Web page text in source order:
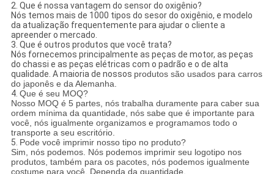
2. Que é nossa vantagem do sensor do oxigênio?
Nós temos mais de 1000 tipos do sesor do oxigênio, e modelo
da atualização frequentemente para ajudar o cliente a
apreender o mercado.
3. Que é outros produtos que você trata?
Nós fornecemos principalmente as peças de motor, as peças
do chassi e as peças elétricas com o padrão e o de alta
qualidade. A maioria de nossos produtos são usados para carros
do japonês e da Alemanha.
4. Que é seu MOQ?
Nosso MOQ é 5 partes, nós trabalha duramente para caber sua
ordem mínima da quantidade, nós sabe que é importante para
você, nós igualmente organizamos e programamos todo o
transporte a seu escritório.
5. Pode você imprimir nosso tipo no produto?
Sim, nós podemos. Nós podemos imprimir seu logotipo nos
produtos, também para os pacotes, nós podemos igualmente
costume para você. Dependa da quantidade.